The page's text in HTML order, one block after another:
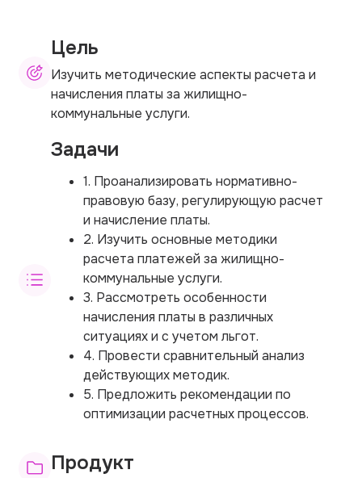
Цель
Изучить методические аспекты расчета и
начисления платы за жилищно-
коммунальные услуги.
Задачи
1. Проанализировать нормативно-
правовую базу, регулирующую расчет
и начисление платы.
2. Изучить основные методики
расчета платежей за жилищно-
коммунальные услуги.
3. Рассмотреть особенности
начисления платы в различных
ситуациях и с учетом льгот.
4. Провести сравнительный анализ
действующих методик.
5. Предложить рекомендации по
оптимизации расчетных процессов.
Продукт